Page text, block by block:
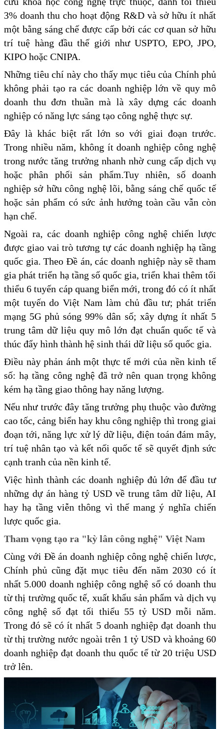
3% doanh thu cho hoạt động R&D và sở hữu ít nhất
một bằng sáng chế được cấp bởi các cơ quan sở hữu
trí tuệ hàng đầu thế giới như USPTO, EPO, JPO,
KIPO hoặc CNIPA.
Những tiêu chí này cho thấy mục tiêu của Chính phủ
không phải tạo ra các doanh nghiệp lớn về quy mô
doanh thu đơn thuần mà là xây dựng các doanh
nghiệp có năng lực sáng tạo công nghệ thực sự.
Đây là khác biệt rất lớn so với giai đoạn trước.
Trong nhiều năm, không ít doanh nghiệp công nghệ
trong nước tăng trưởng nhanh nhờ cung cấp dịch vụ
hoặc phân phối sản phẩm.Tuy nhiên, số doanh
nghiệp sở hữu công nghệ lõi, bằng sáng chế quốc tế
hoặc sản phẩm có sức ảnh hưởng toàn cầu vẫn còn
hạn chế.
Ngoài ra, các doanh nghiệp công nghệ chiến lược
được giao vai trò tương tự các doanh nghiệp hạ tầng
quốc gia. Theo Đề án, các doanh nghiệp này sẽ tham
gia phát triển hạ tầng số quốc gia, triển khai thêm tối
thiểu 6 tuyến cáp quang biển mới, trong đó có ít nhất
một tuyến do Việt Nam làm chủ đầu tư; phát triển
mạng 5G phủ sóng 99% dân số; xây dựng ít nhất 5
trung tâm dữ liệu quy mô lớn đạt chuẩn quốc tế và
thúc đẩy hình thành hệ sinh thái dữ liệu số quốc gia.
Điều này phản ánh một thực tế mới của nền kinh tế
số: hạ tầng công nghệ đã trở nên quan trọng không
kém hạ tầng giao thông hay năng lượng.
Nếu như trước đây tăng trưởng phụ thuộc vào đường
cao tốc, cảng biển hay khu công nghiệp thì trong giai
đoạn tới, năng lực xử lý dữ liệu, điện toán đám mây,
trí tuệ nhân tạo và kết nối quốc tế sẽ quyết định sức
cạnh tranh của nền kinh tế.
Việc hình thành các doanh nghiệp đủ lớn để đầu tư
những dự án hàng tỷ USD về trung tâm dữ liệu, AI
hay hạ tầng viễn thông vì thế mang ý nghĩa chiến
lược quốc gia.
Tham vọng tạo ra "kỳ lân công nghệ" Việt Nam
Cùng với Đề án doanh nghiệp công nghệ chiến lược,
Chính phủ cũng đặt mục tiêu đến năm 2030 có ít
nhất 5.000 doanh nghiệp công nghệ số có doanh thu
từ thị trường quốc tế, xuất khẩu sản phẩm và dịch vụ
công nghệ số đạt tối thiểu 55 tỷ USD mỗi năm.
Trong đó sẽ có ít nhất 5 doanh nghiệp đạt doanh thu
từ thị trường nước ngoài trên 1 tỷ USD và khoảng 60
doanh nghiệp đạt doanh thu quốc tế từ 20 triệu USD
trở lên.